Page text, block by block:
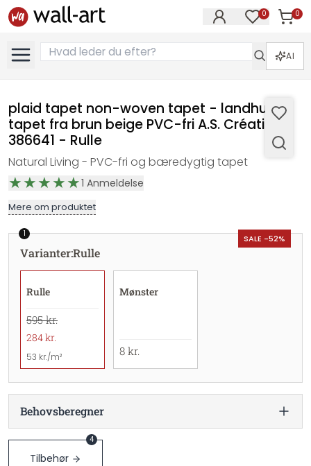
0 0
Varer
AI
plaid tapet non-woven tapet - landhus
tapet fra brun beige PVC-fri A.S. Création
386641 - Rulle
Natural Living - PVC-fri og bæredygtig tapet
1 Anmeldelse
Mere om produktet
SALE -52%
1
Varianter:Rulle
Rulle
595 kr.
284 kr.
53 kr./m²
Mønster
8 kr.
Behovsberegner
Tilbehør
4